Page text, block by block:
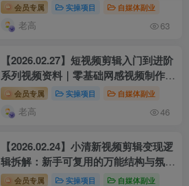
会员专属 实操项目 自媒体副业
老高 63
【2026.02.27】短视频剪辑入门到进阶
系列视频资料｜零基础网感视频制作思
路整理
会员专属 实操项目 自媒体副业
老高 46
【2026.02.24】小清新视频剪辑变现逻
辑拆解：新手可复用的万能结构与氛围
打造方法
会员专属 实操项目 自媒体副业